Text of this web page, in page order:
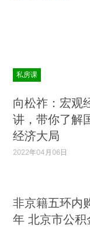
私房课
向松祚：宏观
讲，带你了解
经济大局
2022年04月06日
非京籍五环内
年 北京市公